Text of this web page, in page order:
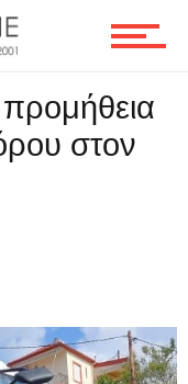
στον